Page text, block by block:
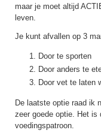
maar je moet altijd
leven.
Je kunt afvallen op 3
Door te sporten
Door anders te
Door vet te laten
De laatste optie raad ik
zeer goede optie. Het is
voedingspatroon.